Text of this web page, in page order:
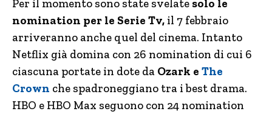
Per il momento sono state svelate solo le
nomination per le Serie Tv, il 7 febbraio
arriveranno anche quel del cinema. Intanto
Netflix già domina con 26 nomination di cui 6
ciascuna portate in dote da Ozark e The
Crown che spadroneggiano tra i best drama.
HBO e HBO Max seguono con 24 nomination